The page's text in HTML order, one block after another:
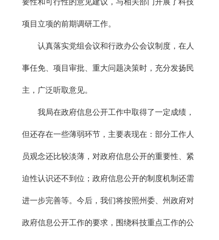
要性和可行性的意见建议，与相关部门开展了科技
项目立项的前期调研工作。
认真落实党组会议和行政办公会议制度，在人
事任免、项目审批、重大问题决策时，充分发扬民
主，广泛听取意见。
我局在政府信息公开工作中取得了一定成绩，
但还存在一些薄弱环节，主要表现在：部分工作人
员观念还比较淡薄，对政府信息公开的重要性、紧
迫性认识还不到位；政府信息公开的制度机制还需
进一步完善等。今后，我们将按照州委、州政府对
政府信息公开工作的要求，围绕科技重点工作的公